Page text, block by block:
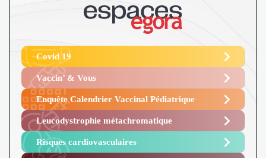
Covid 19
Vaccin’ & Vous
Enquête Calendrier Vaccinal Pédiatrique
Leucodystrophie métachromatique
Risques cardiovasculaires